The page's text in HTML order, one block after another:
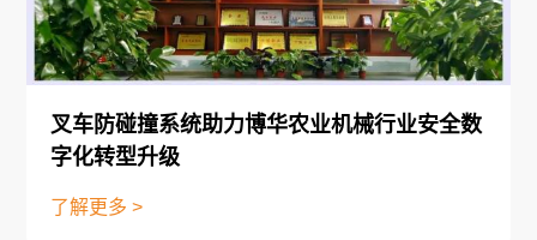
叉车防碰撞系统助力博华农业机械行业安全数
字化转型升级
了解更多 >